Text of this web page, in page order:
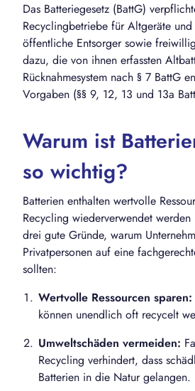
Das Batteriegesetz (BattG)
Recyclingbetriebe für Altgeräte
öffentliche Entsorger sowie
dazu, die von ihnen erfassten
Rücknahmesystem nach § 7 BattG
Vorgaben (§§ 9, 12, 13 und 13a
Warum ist
so wichtig?
Batterien enthalten wertvolle
Recycling wiederverwendet
drei gute Gründe, warum
Privatpersonen auf eine
sollten:
Wertvolle Ressourcen sparen:
können unendlich oft recycelt
Umweltschäden vermeiden:
Recycling verhindert, dass
Batterien in die Natur gelangen.